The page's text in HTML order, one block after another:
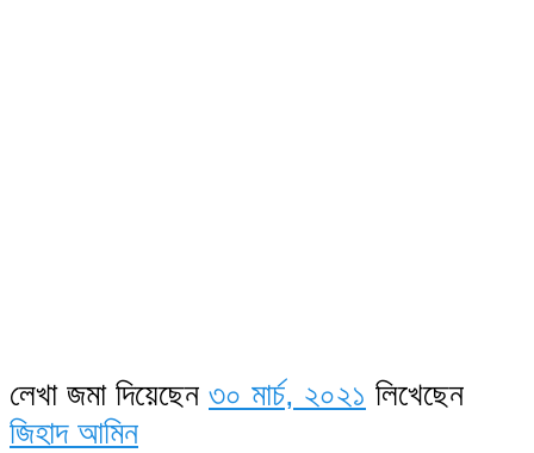
লেখা জমা দিয়েছেন ৩০ মার্চ, ২০২১ লিখেছেন
জিহাদ আমিন